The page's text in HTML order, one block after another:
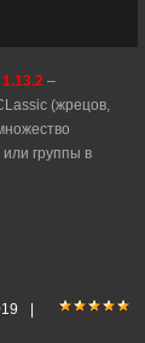
–
(жрецов,
группы в
|